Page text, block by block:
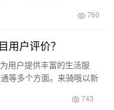
760
用户评价？
用户提供丰富的生活服
等多个方面。来骑哦以新
743